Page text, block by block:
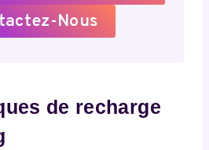
Nous
de recharge